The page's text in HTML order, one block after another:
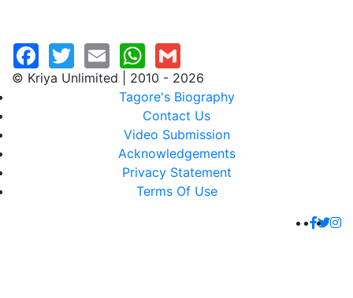
© Kriya Unlimited | 2010 - 2026
Tagore's Biography
Contact Us
Video Submission
Acknowledgements
Privacy Statement
Terms Of Use